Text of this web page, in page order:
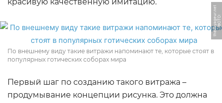
Ф
О
Т
О:
t
h
e
v
o
y
a
g
e
u
r.
n
e
t
По внешнему виду такие витражи напоминают те, которые стоят в
популярных готических соборах мира
Первый шаг по созданию такого витража –
продумывание концепции рисунка. Это должна